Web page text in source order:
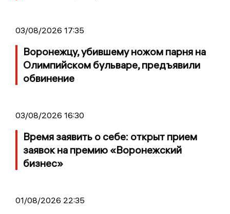
03/08/2026 17:35
Воронежцу, убившему ножом парня на
Олимпийском бульваре, предъявили
обвинение
03/08/2026 16:30
Время заявить о себе: открыт прием
заявок на премию «Воронежский
бизнес»
01/08/2026 22:35